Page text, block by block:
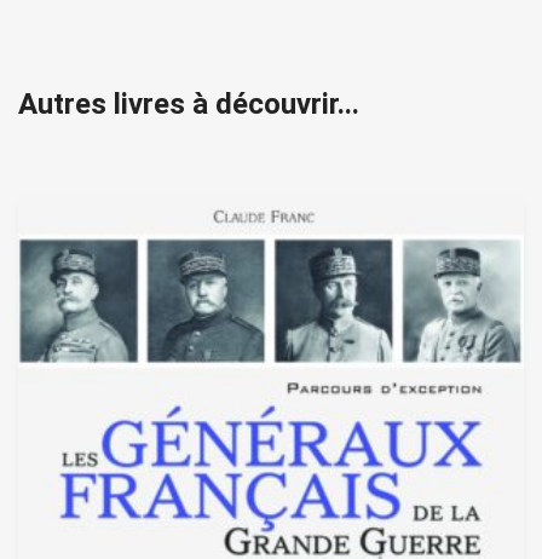
Autres livres à découvrir...